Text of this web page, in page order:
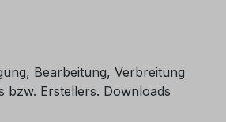
Bearbeitung, Verbreitung
Erstellers. Downloads